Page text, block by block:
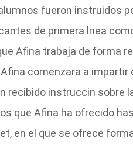
fueron instruidos
de primera lnea
Afina trabaja de forma
comenzara a
recibido instruccin sobre
que Afina ha ofrecido
en el que se ofrece